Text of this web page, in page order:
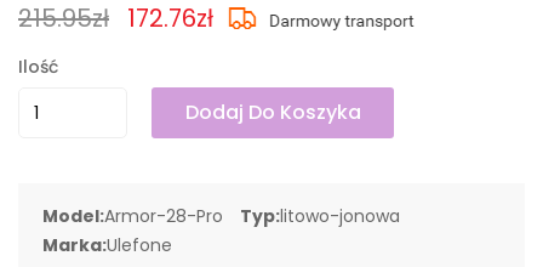
215.95zł 172.76zł
Ilość
Dodaj Do Koszyka
Model:Armor-28-Pro Typ:litowo-jonowa
Marka:Ulefone